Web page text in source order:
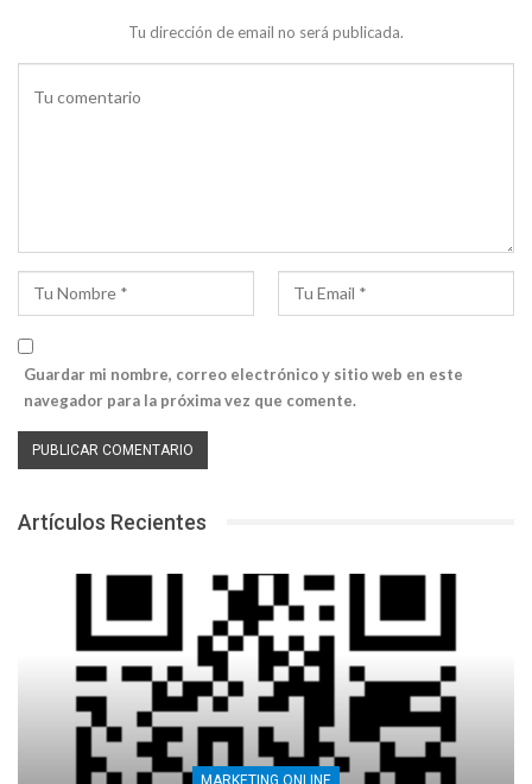
Tu dirección de email no será publicada.
Guardar mi nombre, correo electrónico y sitio web en este
navegador para la próxima vez que comente.
Artículos Recientes